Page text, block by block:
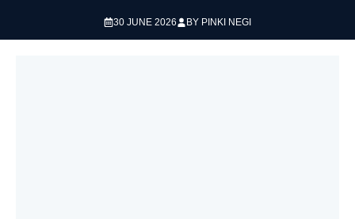
30 JUNE 2026 BY PINKI NEGI